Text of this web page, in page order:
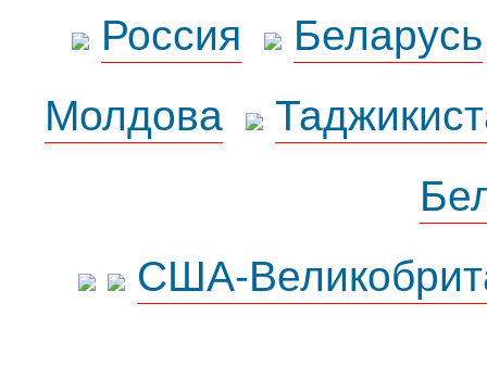
Россия
Беларусь
Молдова
США-